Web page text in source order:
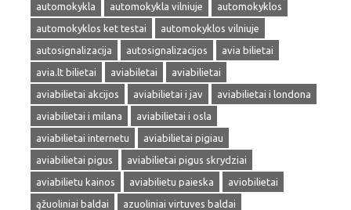
automokykla
automokykla vilniuje
automokyklos
automokyklos ket testai
automokyklos vilniuje
autosignalizacija
autosignalizacijos
avia bilietai
avia.lt bilietai
aviabiletai
aviabilietai
aviabilietai akcijos
aviabilietai i jav
aviabilietai i londona
aviabilietai i milana
aviabilietai i osla
aviabilietai internetu
aviabilietai pigiau
aviabilietai pigus
aviabilietai pigus skrydziai
aviabilietu kainos
aviabilietu paieska
aviobilietai
ąžuoliniai baldai
azuoliniai virtuves baldai